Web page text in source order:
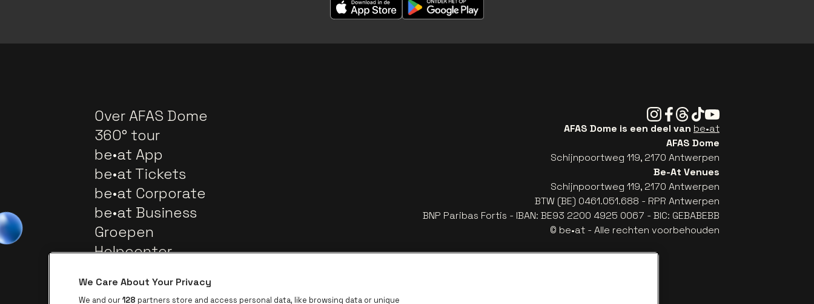
Over AFAS Dome
360° tour
be•at App
be•at Tickets
be•at Corporate
be•at Business
Groepen
Helpcenter
Instagram
Facebook
Threads
TiktokYoutube
AFAS Dome is een deel van be•at
AFAS Dome
Schijnpoortweg 119, 2170 Antwerpen
Be-At Venues
Schijnpoortweg 119, 2170 Antwerpen
BTW (BE) 0461.051.688 - RPR Antwerpen
BNP Paribas Fortis - IBAN: BE93 2200 4925 0067 - BIC: GEBABEBB
© be•at - Alle rechten voorbehouden
We Care About Your Privacy
We and our128 partners store and access personal data, like browsing data or unique